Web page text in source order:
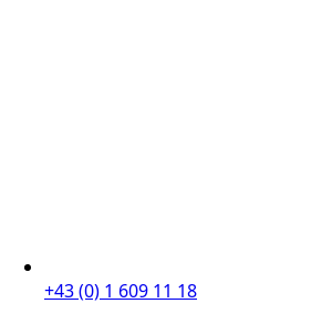
+43 (0) 1 609 11 18